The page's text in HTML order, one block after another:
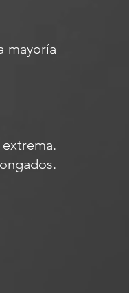
mayoría